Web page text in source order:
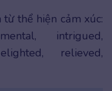
thể hiện cảm xúc:
intrigued,
relieved,